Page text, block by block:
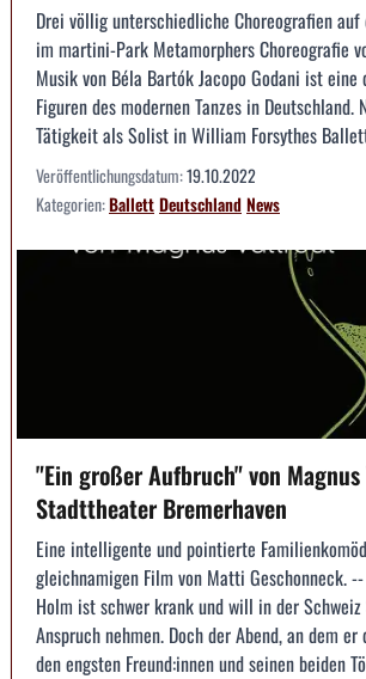
Drei völlig unterschiedliche Choreografien auf
im martini-Park Metamorphers Choreografie
Musik von Béla Bartók Jacopo Godani ist eine
Figuren des modernen Tanzes in Deutschland.
Tätigkeit als Solist in William Forsythes
Veröffentlichungsdatum:19.10.2022
Kategorien:BallettDeutschlandNews
"Ein großer Aufbruch" von
Stadttheater Bremerhaven
Eine intelligente und pointierte
gleichnamigen Film von Matti Geschonneck.
Holm ist schwer krank und will in der
Anspruch nehmen. Doch der Abend, an dem
den engsten Freund:innen und seinen beiden